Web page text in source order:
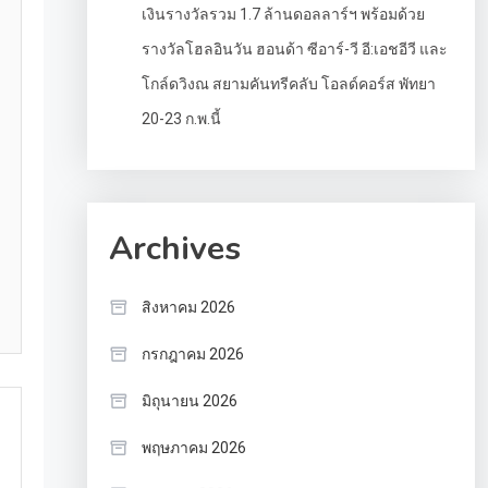
เงินรางวัลรวม 1.7 ล้านดอลลาร์ฯ พร้อมด้วย
รางวัลโฮลอินวัน ฮอนด้า ซีอาร์-วี อี:เอชอีวี และ
โกล์ดวิงณ สยามคันทรีคลับ โอลด์คอร์ส พัทยา
20-23 ก.พ.นี้
Archives
สิงหาคม 2026
กรกฎาคม 2026
มิถุนายน 2026
พฤษภาคม 2026